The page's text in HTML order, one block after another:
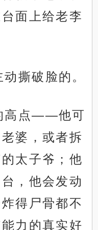
面上给老李
撕破脸的。
高点——他可
婆，或者拆
太子爷；他
，他会发动
得尸骨都不
力的真实好